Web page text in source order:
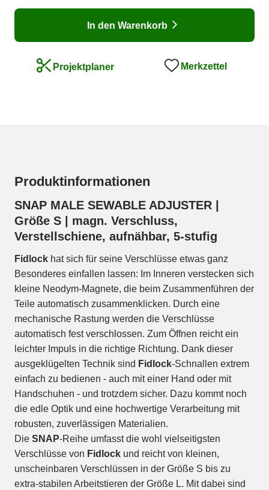
In den Warenkorb
Projektplaner Merkzettel
Produktinformationen
SNAP MALE SEWABLE ADJUSTER |
Größe S | magn. Verschluss,
Verstellschiene, aufnähbar, 5-stufig
Fidlock hat sich für seine Verschlüsse etwas ganz
Besonderes einfallen lassen: Im Inneren verstecken sich
kleine Neodym-Magnete, die beim Zusammenführen der
Teile automatisch zusammenklicken. Durch eine
mechanische Rastung werden die Verschlüsse
automatisch fest verschlossen. Zum Öffnen reicht ein
leichter Impuls in die richtige Richtung. Dank dieser
ausgeklügelten Technik sind Fidlock-Schnallen extrem
einfach zu bedienen - auch mit einer Hand oder mit
Handschuhen - und trotzdem sicher. Dazu kommt noch
die edle Optik und eine hochwertige Verarbeitung mit
robusten, zuverlässigen Materialien.
Die SNAP-Reihe umfasst die wohl vielseitigsten
Verschlüsse von Fidlock und reicht von kleinen,
unscheinbaren Verschlüssen in der Größe S bis zu
extra-stabilen Arbeitstieren der Größe L. Mit dabei sind